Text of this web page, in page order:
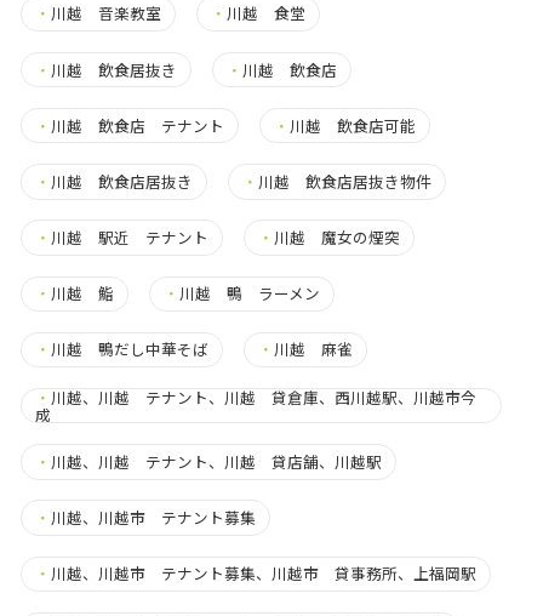
・ 川越 音楽教室 ・ 川越 食堂
・ 川越 飲食居抜き ・ 川越 飲食店
・ 川越 飲食店 テナント ・ 川越 飲食店可能
・ 川越 飲食店居抜き ・ 川越 飲食店居抜き物件
・ 川越 駅近 テナント ・ 川越 魔女の煙突
・ 川越 鮨 ・ 川越 鴨 ラーメン
・ 川越 鴨だし中華そば ・ 川越 麻雀
・ 川越、川越 テナント、川越 貸倉庫、西川越駅、川越市今
成
・ 川越、川越 テナント、川越 貸店舗、川越駅
・ 川越、川越市 テナント募集
・ 川越、川越市 テナント募集、川越市 貸事務所、上福岡駅